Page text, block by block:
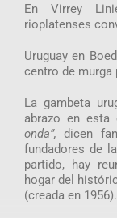
En Virrey
rioplatenses
Uruguay en
centro de murga
La gambeta
abrazo en esta
onda”, dicen
fundadores de
partido, hay
hogar del
(creada en 1956).